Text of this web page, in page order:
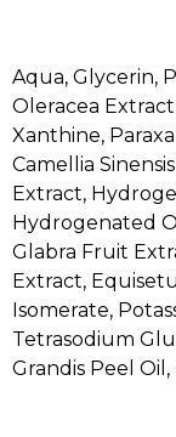
Aqua, Glycerin,
Oleracea
Xanthine,
Camellia
Extract,
Hydrogenated
Glabra Fruit
Extract,
Isomerate,
Tetrasodium
Grandis Peel